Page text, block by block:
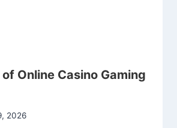
Online Casino Gaming
2026